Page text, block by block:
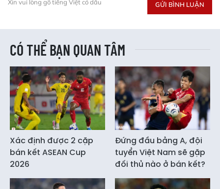
Xin vui lòng gõ tiếng Việt có dấu GỬI BÌNH LUẬN
CÓ THỂ BẠN QUAN TÂM
Xác định được 2 cặp
bán kết ASEAN Cup
2026
Đứng đầu bảng A, đội
tuyển Việt Nam sẽ gặp
đối thủ nào ở bán kết?